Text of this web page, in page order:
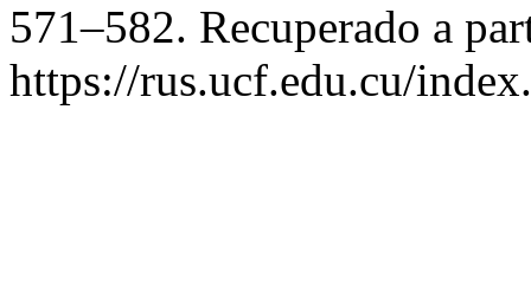
571–582. Recuperado a
https://rus.ucf.edu.cu/